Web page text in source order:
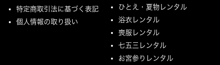
特定商取引法に基づく表記
個人情報の取り扱い
ひとえ・夏物レンタル
浴衣レンタル
喪服レンタル
七五三レンタル
お宮参りレンタル